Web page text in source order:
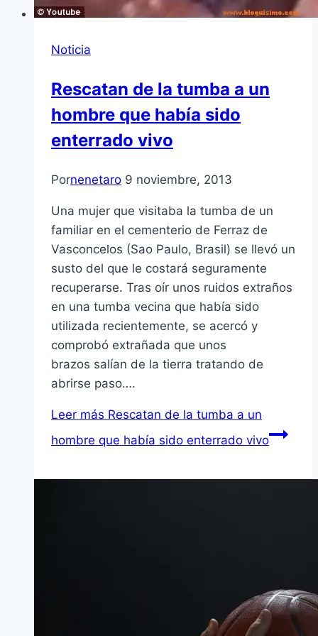
Noticia
Rescatan de la tumba a un
hombre que había sido
enterrado vivo
Pornenetaro 9 noviembre, 2013
Una mujer que visitaba la tumba de un
familiar en el cementerio de Ferraz de
Vasconcelos (Sao Paulo, Brasil) se llevó un
susto del que le costará seguramente
recuperarse. Tras oír unos ruidos extraños
en una tumba vecina que había sido
utilizada recientemente, se acercó y
comprobó extrañada que unos
brazos salían de la tierra tratando de
abrirse paso….
Leer más Rescatan de la tumba a un
hombre que había sido enterrado vivo